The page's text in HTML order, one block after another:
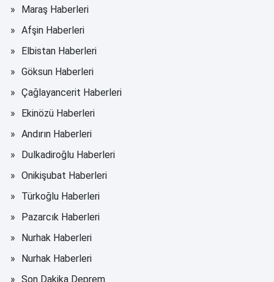
Maraş Haberleri
Afşin Haberleri
Elbistan Haberleri
Göksun Haberleri
Çağlayancerit Haberleri
Ekinözü Haberleri
Andırın Haberleri
Dulkadiroğlu Haberleri
Onikişubat Haberleri
Türkoğlu Haberleri
Pazarcık Haberleri
Nurhak Haberleri
Nurhak Haberleri
Son Dakika Deprem